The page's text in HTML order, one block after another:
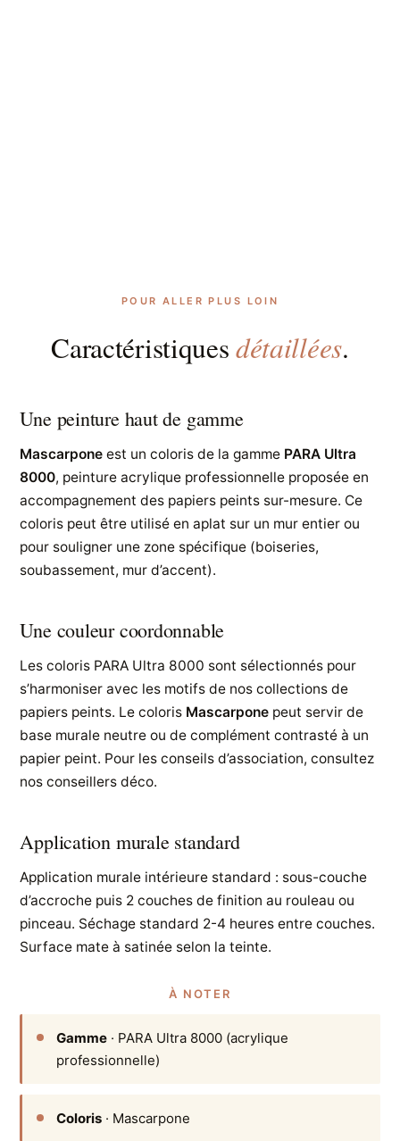
POUR ALLER PLUS LOIN
Caractéristiquesdétaillées.
Une peinture haut de gamme
Mascarpone est un coloris de la gamme PARA Ultra
8000, peinture acrylique professionnelle proposée en
accompagnement des papiers peints sur-mesure. Ce
coloris peut être utilisé en aplat sur un mur entier ou
pour souligner une zone spécifique (boiseries,
soubassement, mur d’accent).
Une couleur coordonnable
Les coloris PARA Ultra 8000 sont sélectionnés pour
s’harmoniser avec les motifs de nos collections de
papiers peints. Le coloris Mascarpone peut servir de
base murale neutre ou de complément contrasté à un
papier peint. Pour les conseils d’association, consultez
nos conseillers déco.
Application murale standard
Application murale intérieure standard : sous-couche
d’accroche puis 2 couches de finition au rouleau ou
pinceau. Séchage standard 2-4 heures entre couches.
Surface mate à satinée selon la teinte.
À NOTER
Gamme · PARA Ultra 8000 (acrylique
professionnelle)
Coloris · Mascarpone